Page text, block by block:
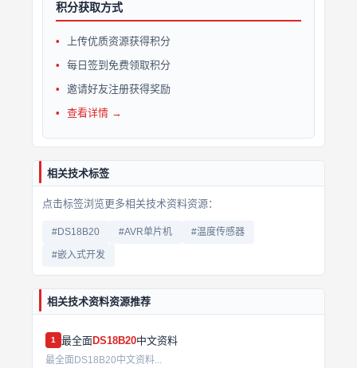
积分获取方式
上传优质资源获得积分
每日签到免费领取积分
邀请好友注册获得奖励
查看详情 →
相关技术标签
点击标签浏览更多相关技术资料资源：
#DS18B20 #AVR单片机 #温度传感器
#嵌入式开发
相关技术资料资源推荐
1 最全面DS18B20中文资料
最全面DS18B20中文资料...